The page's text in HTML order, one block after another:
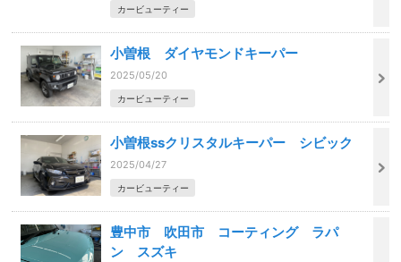
カービューティー
小曽根 ダイヤモンドキーパー
2025/05/20
カービューティー
小曽根ssクリスタルキーパー シビック
2025/04/27
カービューティー
豊中市 吹田市 コーティング ラパ
ン スズキ